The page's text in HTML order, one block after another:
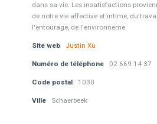
dans sa vie. Les insatisfactions
de notre vie affective et intime, du
l'entourage, de l'environneme
Site web Justin Xu
Numéro de téléphone 02 669 14 37
Code postal 1030
Ville Schaerbeek